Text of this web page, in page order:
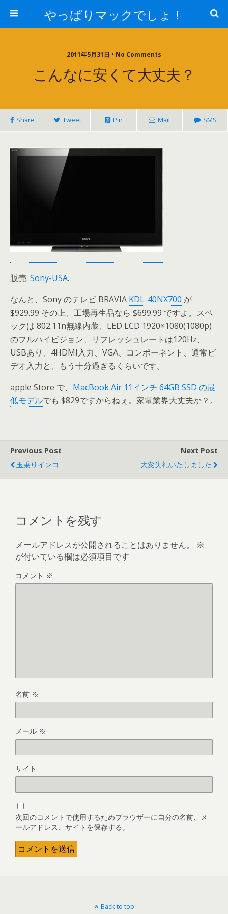
やっぱりマックでしょ！
2011年5月31日 • No Comments
こんなに安くて大丈夫？
Share Tweet Pin Mail SMS
販売: Sony-USA.
なんと、Sony のテレビ BRAVIA KDL-40NX700 が
$929.99 その上、工場再生品なら $699.99 ですよ。スペ
ックは 802.11n無線内蔵、LED LCD 1920×1080(1080p)
のフルハイビジョン、リフレッシュレートは120Hz、
USBあり、4HDMI入力、VGA、コンポーネント、通常ビ
デオ入力と、もう十分過ぎるくらいです。
apple Store で、 MacBook Air 11インチ 64GB SSD の最
低モデルでも $829ですからねぇ。家電業界大丈夫か？。
Previous Post
玉乗りインコ
Next Post
大変失礼いたしました
コメントを残す
メールアドレスが公開されることはありません。
※
が付いている欄は必須項目です
コメント ※
名前 ※
メール ※
サイト
次回のコメントで使用するためブラウザーに自分の名前、メ
ールアドレス、サイトを保存する。
Back to top